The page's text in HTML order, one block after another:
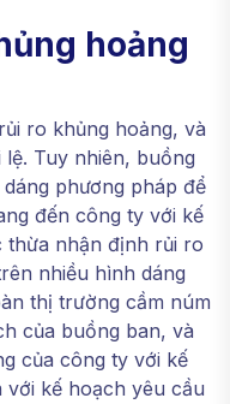
hoảng
ro khủng hoảng, và
Tuy nhiên, buồng
phương pháp để
đến công ty với kế
thừa nhận định rủi ro
nhiều hình dáng
thị trường cầm núm
của buồng ban, và
của công ty với kế
kế hoạch yêu cầu